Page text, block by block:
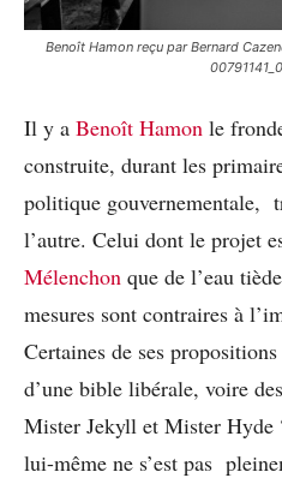
Benoît Hamon reçu par Bernard
Il y a Benoît Hamon le
construite, durant les
politique gouvernementale,
l’autre. Celui dont le projet
Mélenchon que de l’eau
mesures sont contraires à
Certaines de ses
d’une bible libérale, voire
Mister Jekyll et Mister
lui-même ne s’est pas